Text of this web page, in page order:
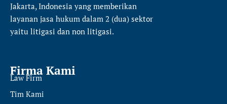
Jakarta, Indonesia yang memberikan
layanan jasa hukum dalam 2 (dua) sektor
yaitu litigasi dan non litigasi.
Firma Kami
Law Firm
Tim Kami